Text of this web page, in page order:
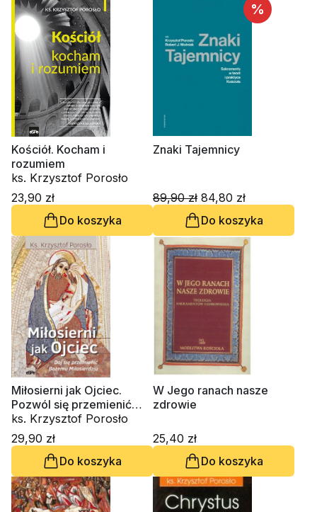
Kościół. Kocham i
rozumiem
ks. Krzysztof Porosło
23,90 zł
Do koszyka
%
Znaki Tajemnicy
89,90 zł 84,80 zł
Do koszyka
Miłosierni jak Ojciec.
Pozwól się przemienić
Bożemu Miłosierdziu
ks. Krzysztof Porosło
29,90 zł
Do koszyka
W Jego ranach nasze
zdrowie
25,40 zł
Do koszyka